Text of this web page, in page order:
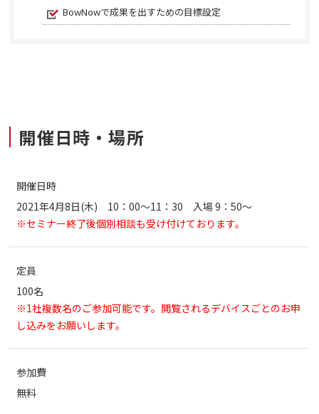
BowNowで成果を出すための目標設定
開催日時・場所
開催日時
2021年4月8日(木) 10：00～11：30 入場 9：50～
※セミナー終了後個別相談も受け付けております。
定員
100名
※1社複数名のご参加可能です。閲覧されるデバイスごとのお申
し込みをお願いします。
参加費
無料